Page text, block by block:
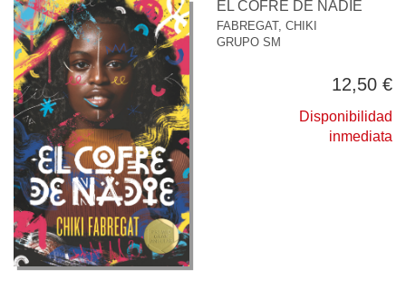
EL COFRE DE NADIE
FABREGAT, CHIKI
GRUPO SM
12,50 €
Disponibilidad
inmediata